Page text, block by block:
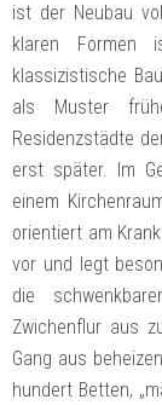
ist der Neubau
klaren Formen
klassizistische
als Muster
Residenzstädte
erst später. Im
einem
orientiert am
vor und legt
die
Zwichenflur aus
Gang aus
hundert Betten,